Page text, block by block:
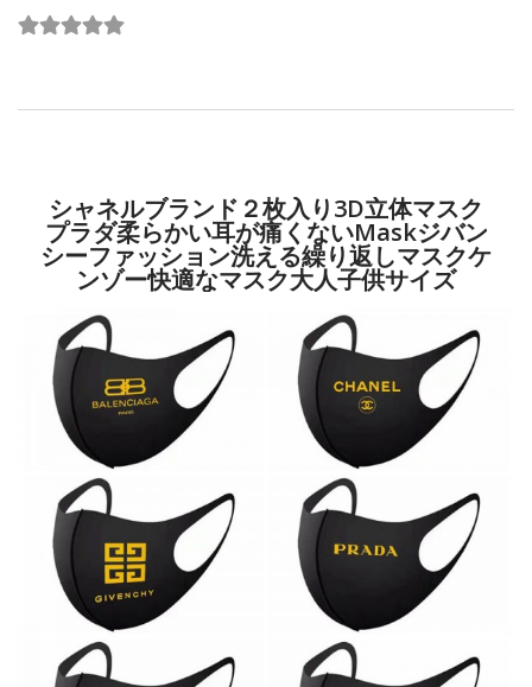
シャネルブランド２枚入り3D立体マスク
プラダ柔らかい耳が痛くないmaskジバン
シーファッション洗える繰り返しマスクケ
ンゾー快適なマスク大人子供サイズ